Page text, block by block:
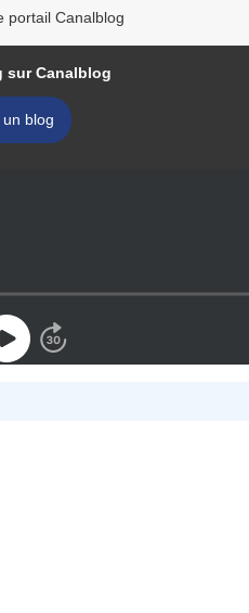
portail Canalblog
sur Canalblog
blog